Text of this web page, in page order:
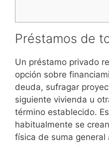
Préstamos de
Un préstamo privado
opción sobre
deuda, sufragar
siguiente vivienda u
término establecido.
habitualmente se
física de suma